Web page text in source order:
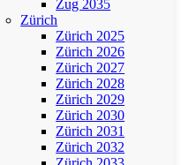
Zug 2035
Zürich
Zürich 2025
Zürich 2026
Zürich 2027
Zürich 2028
Zürich 2029
Zürich 2030
Zürich 2031
Zürich 2032